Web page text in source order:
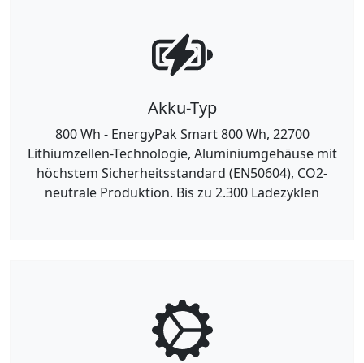
Akku-Typ
800 Wh - EnergyPak Smart 800 Wh, 22700
Lithiumzellen-Technologie, Aluminiumgehäuse mit
höchstem Sicherheitsstandard (EN50604), CO2-
neutrale Produktion. Bis zu 2.300 Ladezyklen